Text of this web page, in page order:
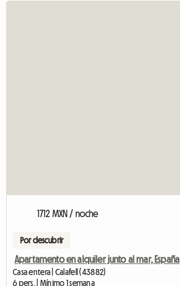
1712 MXN / noche
Por descubrir
Apartamento en alquiler junto al mar, España
Casa entera | Calafell (43882)
6 pers. | Mínimo 1 semana